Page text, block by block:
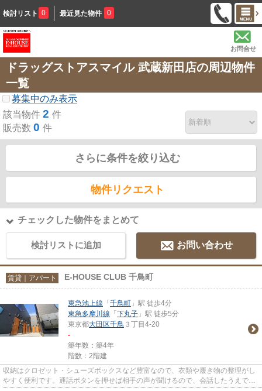
検討リスト 0 最近見た物件 0
お問合せ
ドラッグストアスマイル 武蔵新田店の周辺物件
一覧
募集中のみ表示
該当物件 2 件
販売数 0 件
さらに条件を絞り込む
物件リクエスト
チェックした物件をまとめて
検討リストに追加 お問い合わせ
賃貸｜アパート E-HOUSE CLUB 千鳥町
東急池上線 「 千鳥町 」駅 徒歩4分
東急多摩川線 「 下丸子 」駅 徒歩5分
東京都大田区千鳥 ３丁目4-20
-
築年数：築4年
階数：2階建
収納はクロゼット・シューズボックスなど豊富なので、衣類や履き物の整理がし
やすく便利です。通話ボタンを押せば相手の声が聞けるので、会話したうえで直